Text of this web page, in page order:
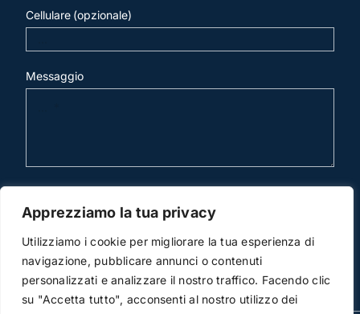
Apprezziamo la tua privacy
Utilizziamo i cookie per migliorare la tua esperienza di
navigazione, pubblicare annunci o contenuti
personalizzati e analizzare il nostro traffico. Facendo clic
su "Accetta tutto", acconsenti al nostro utilizzo dei
Cellulare (opzionale)
Messaggio
invia mail